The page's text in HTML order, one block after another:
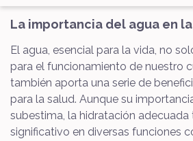
La importancia del agua en
El agua, esencial para la vida, no
para el funcionamiento de nuestro
también aporta una serie de
para la salud. Aunque su
subestima, la hidratación
significativo en diversas funciones